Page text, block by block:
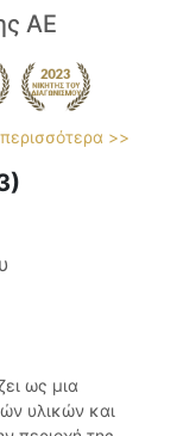
ΑΕ
>>
ως μια
υλικών και